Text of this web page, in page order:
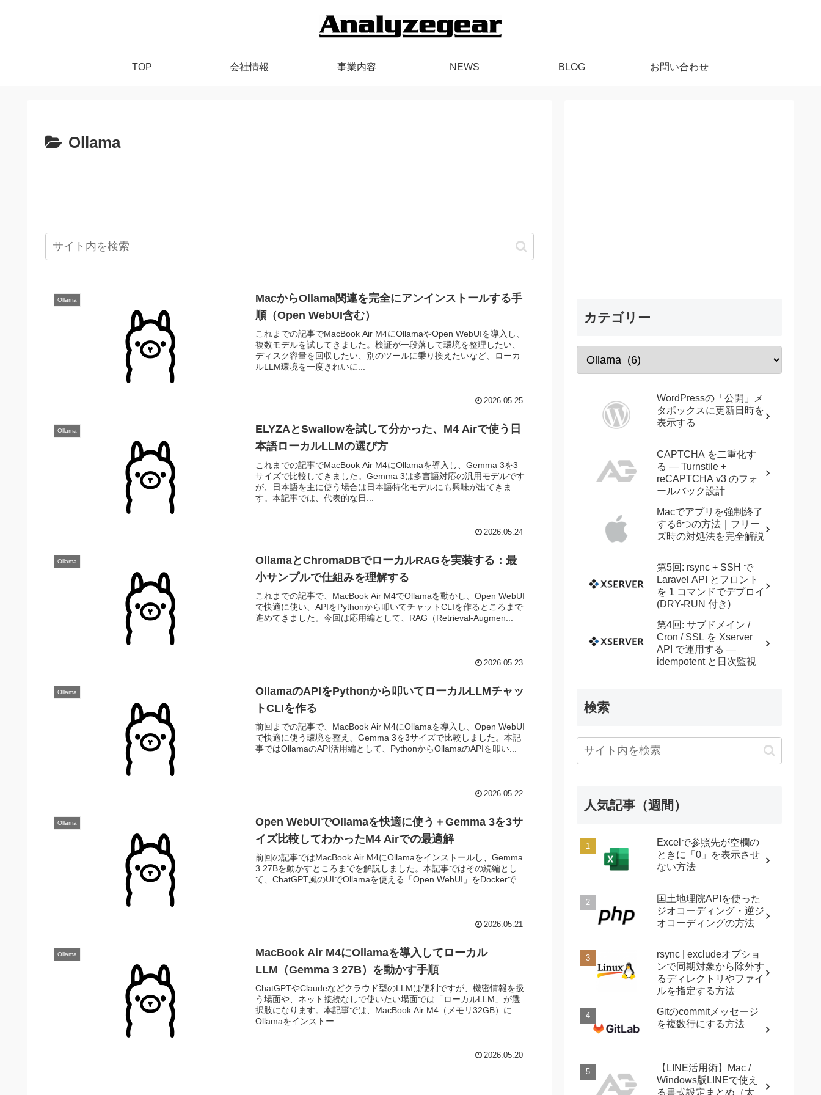
TOP 会社情報 事業内容 NEWS BLOG お問い合わせ
Ollama
Ollama
MacからOllama関連を完全にアンインストールする手
順（Open WebUI含む）
これまでの記事でMacBook Air M4にOllamaやOpen WebUIを導入し、
複数モデルを試してきました。検証が一段落して環境を整理したい、
ディスク容量を回収したい、別のツールに乗り換えたいなど、ローカ
ルLLM環境を一度きれいに...
2026.05.25
Ollama
ELYZAとSwallowを試して分かった、M4 Airで使う日
本語ローカルLLMの選び方
これまでの記事でMacBook Air M4にOllamaを導入し、Gemma 3を3
サイズで比較してきました。Gemma 3は多言語対応の汎用モデルです
が、日本語を主に使う場合は日本語特化モデルにも興味が出てきま
す。本記事では、代表的な日...
2026.05.24
Ollama
OllamaとChromaDBでローカルRAGを実装する：最
小サンプルで仕組みを理解する
これまでの記事で、MacBook Air M4でOllamaを動かし、Open WebUI
で快適に使い、APIをPythonから叩いてチャットCLIを作るところまで
進めてきました。今回は応用編として、RAG（Retrieval-Augmen...
2026.05.23
Ollama
OllamaのAPIをPythonから叩いてローカルLLMチャッ
トCLIを作る
前回までの記事で、MacBook Air M4にOllamaを導入し、Open WebUI
で快適に使う環境を整え、Gemma 3を3サイズで比較しました。本記
事ではOllamaのAPI活用編として、PythonからOllamaのAPIを叩い...
2026.05.22
Ollama
Open WebUIでOllamaを快適に使う＋Gemma 3を3サ
イズ比較してわかったM4 Airでの最適解
前回の記事ではMacBook Air M4にOllamaをインストールし、Gemma
3 27Bを動かすところまでを解説しました。本記事ではその続編とし
て、ChatGPT風のUIでOllamaを使える「Open WebUI」をDockerで...
2026.05.21
Ollama
MacBook Air M4にOllamaを導入してローカル
LLM（Gemma 3 27B）を動かす手順
ChatGPTやClaudeなどクラウド型のLLMは便利ですが、機密情報を扱
う場面や、ネット接続なしで使いたい場面では「ローカルLLM」が選
択肢になります。本記事では、MacBook Air M4（メモリ32GB）に
Ollamaをインストー...
2026.05.20
カテゴリー
WordPressの「公開」メ
タボックスに更新日時を
表示する
CAPTCHA を二重化す
る — Turnstile +
reCAPTCHA v3 のフォ
ールバック設計
Macでアプリを強制終了
する6つの方法｜フリー
ズ時の対処法を完全解説
第5回: rsync + SSH で
Laravel API とフロント
を 1 コマンドでデプロイ
(DRY-RUN 付き)
第4回: サブドメイン /
Cron / SSL を Xserver
API で運用する —
idempotent と日次監視
検索
人気記事（週間）
Excelで参照先が空欄の
ときに「0」を表示させ
ない方法
国土地理院APIを使った
ジオコーディング・逆ジ
オコーディングの方法
rsync | excludeオプショ
ンで同期対象から除外す
るディレクトリやファイ
ルを指定する方法
Gitのcommitメッセージ
を複数行にする方法
【LINE活用術】Mac /
Windows版LINEで使え
る書式設定まとめ（太